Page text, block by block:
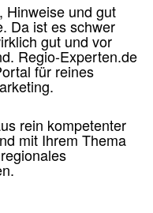
Hinweise und gut
Da ist es schwer
gut und vor
Regio-Experten.de
für reines
rein kompetenter
mit Ihrem Thema